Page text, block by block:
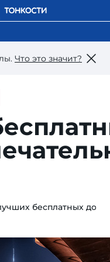
Что это значит?
бесплатных